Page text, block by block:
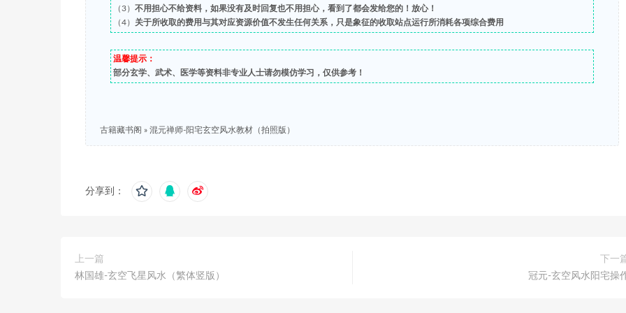
（3） 不用担心不给资料，如果没有及时回复也不用担心，看到了都会发给您的！放心！
（4） 关于所收取的费用与其对应资源价值不发生任何关系，只是象征的收取站点运行所消耗各项综合费用
温馨提示：
部分玄学、武术、医学等资料非专业人士请勿模仿学习，仅供参考！
古籍藏书阁 » 混元禅师-阳宅玄空风水教材（拍照版）
分享到：
上一篇
林国雄-玄空飞星风水（繁体竖版）
下一
冠元-玄空风水阳宅操